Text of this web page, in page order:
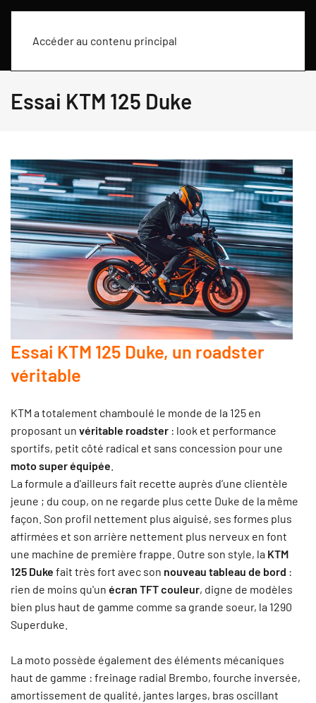
Accéder au contenu principal
Essai KTM 125 Duke
Essai KTM 125 Duke, un roadster
véritable
KTM a totalement chamboulé le monde de la 125 en
proposant un véritable roadster : look et performance
sportifs, petit côté radical et sans concession pour une
moto super équipée
La formule a d'ailleurs fait recette auprès d’une clientèle
jeune ; du coup, on ne regarde plus cette Duke de la même
façon. Son profil nettement plus aiguisé, ses formes plus
affirmées et son arrière nettement plus nerveux en font
une machine de première frappe. Outre son style, la KTM
125 Duke fait très fort avec son nouveau tableau de bord :
rien de moins qu'un écran TFT couleur, digne de modèles
bien plus haut de gamme comme sa grande soeur, la 1290
Superduke.
La moto possède également des éléments mécaniques
haut de gamme : freinage radial Brembo, fourche inversée,
amortissement de qualité, jantes larges, bras oscillant